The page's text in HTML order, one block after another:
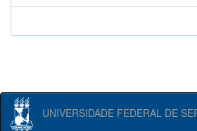
UNIVERSIDADE FEDERAL DE